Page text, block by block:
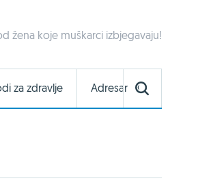
žena koje muškarci izbjegavaju!
za zdravlje Adresar